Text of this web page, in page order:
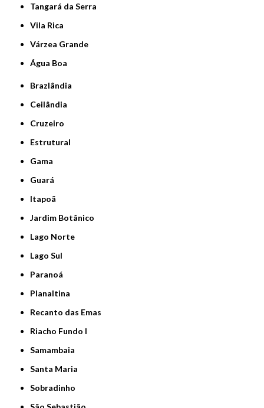
Tangará da Serra
Vila Rica
Várzea Grande
Água Boa
Brazlândia
Ceilândia
Cruzeiro
Estrutural
Gama
Guará
Itapoã
Jardim Botânico
Lago Norte
Lago Sul
Paranoá
Planaltina
Recanto das Emas
Riacho Fundo I
Samambaia
Santa Maria
Sobradinho